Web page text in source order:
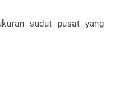
sudut pusat yang